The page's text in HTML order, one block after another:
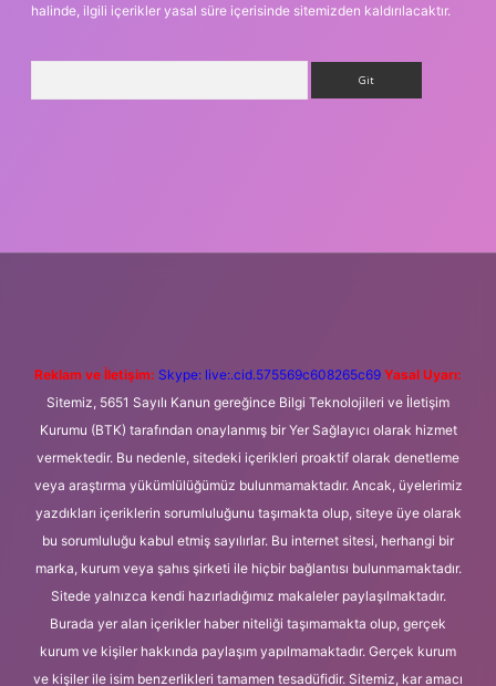
halinde, ilgili içerikler yasal süre içerisinde sitemizden kaldırılacaktır.
Reklam ve İletişim: Skype: live:.cid.575569c608265c69 Yasal Uyarı:
Sitemiz, 5651 Sayılı Kanun gereğince Bilgi Teknolojileri ve İletişim
Kurumu (BTK) tarafından onaylanmış bir Yer Sağlayıcı olarak hizmet
vermektedir. Bu nedenle, sitedeki içerikleri proaktif olarak denetleme
veya araştırma yükümlülüğümüz bulunmamaktadır. Ancak, üyelerimiz
yazdıkları içeriklerin sorumluluğunu taşımakta olup, siteye üye olarak
bu sorumluluğu kabul etmiş sayılırlar. Bu internet sitesi, herhangi bir
marka, kurum veya şahıs şirketi ile hiçbir bağlantısı bulunmamaktadır.
Sitede yalnızca kendi hazırladığımız makaleler paylaşılmaktadır.
Burada yer alan içerikler haber niteliği taşımamakta olup, gerçek
kurum ve kişiler hakkında paylaşım yapılmamaktadır. Gerçek kurum
ve kişiler ile isim benzerlikleri tamamen tesadüfidir. Sitemiz, kar amacı